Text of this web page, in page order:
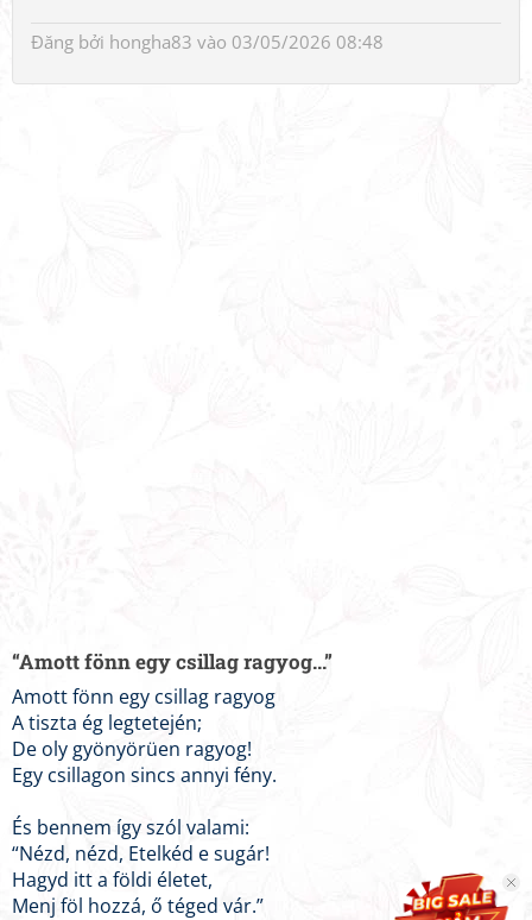
Đăng bởi hongha83 vào 03/05/2026 08:48
“Amott fönn egy csillag ragyog...”
Amott fönn egy csillag ragyog
A tiszta ég legtetején;
De oly gyönyörüen ragyog!
Egy csillagon sincs annyi fény.
És bennem így szól valami:
“Nézd, nézd, Etelkéd e sugár!
Hagyd itt a földi életet,
Menj föl hozzá, ő téged vár.”